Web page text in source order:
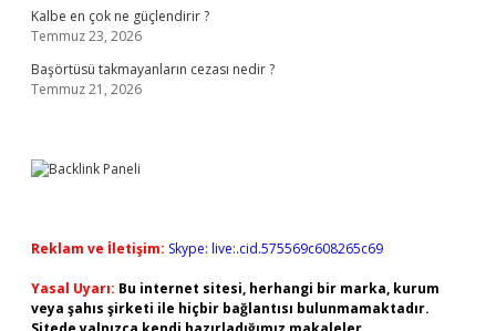
Kalbe en çok ne güçlendirir ?
Temmuz 23, 2026
Başörtüsü takmayanların cezası nedir ?
Temmuz 21, 2026
Reklam ve İletişim: Skype: live:.cid.575569c608265c69
Yasal Uyarı: Bu internet sitesi, herhangi bir marka, kurum
veya şahıs şirketi ile hiçbir bağlantısı bulunmamaktadır.